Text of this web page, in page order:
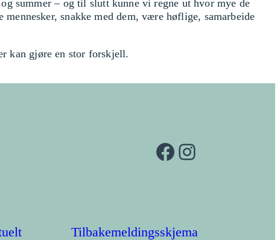
summer – og til slutt kunne vi regne ut hvor mye de
snakke med dem, være høflige, samarbeide
kan gjøre en stor forskjell.
Facebook Instagram
Tilbakemeldingsskjema